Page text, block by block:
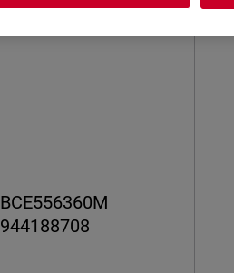
BCE556360M
944188708